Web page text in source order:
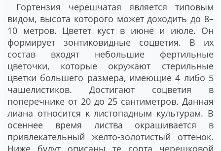
Гортензия черешчатая является типовым
видом, высота которого может доходить до 8–
10 метров. Цветет куст в июне и июле. Он
формирует зонтиковидные соцветия. В их
состав входят небольшие фертильные
цветочки, которые окружают стерильные
цветки большего размера, имеющие 4 либо 5
чашелистиков. Достигают соцветия в
поперечнике от 20 до 25 сантиметров. Данная
лиана относится к листопадным культурам. В
осеннее время листва окрашивается в
привлекательный желто-золотистый оттенок.
Ниже будут описаны те сорта черешковой